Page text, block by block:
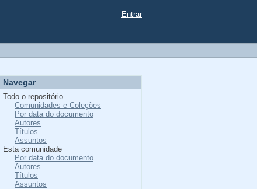
Entrar
Navegar
Todo o repositório
Comunidades e Coleções
Por data do documento
Autores
Títulos
Assuntos
Esta comunidade
Por data do documento
Autores
Títulos
Assuntos